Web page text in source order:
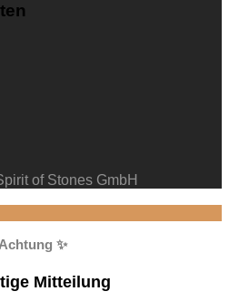
of Stones GmbH
✨
Mitteilung